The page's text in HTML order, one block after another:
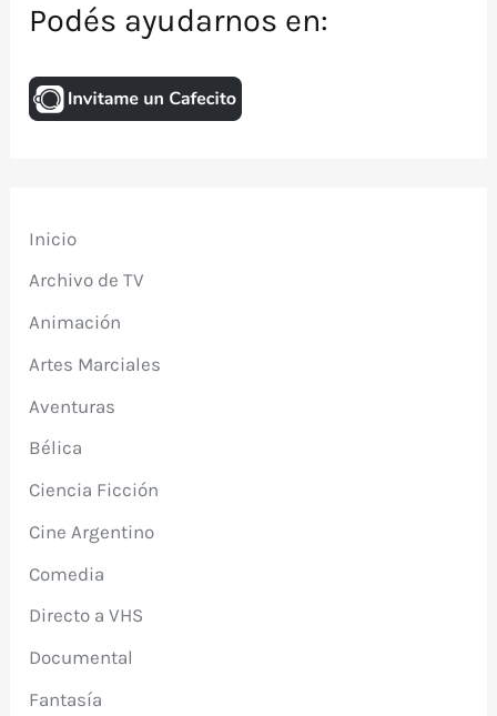
Podés ayudarnos en:
Inicio
Archivo de TV
Animación
Artes Marciales
Aventuras
Bélica
Ciencia Ficción
Cine Argentino
Comedia
Directo a VHS
Documental
Fantasía